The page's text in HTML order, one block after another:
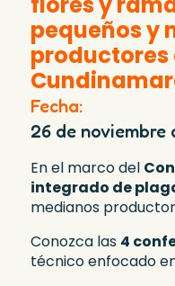
pequeños y
productores
Fecha:
26 de noviembre
En el marco del
integrado de
medianos
Conozca las 4
técnico enfocado